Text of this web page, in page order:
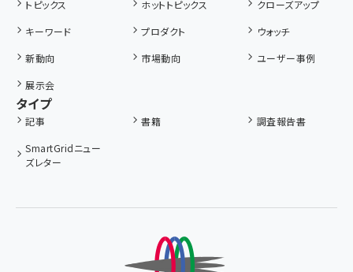
トピックス
ホットトピックス
クローズアップ
キーワード
プロダクト
ウォッチ
新動向
市場動向
ユーザー事例
展示会
タイプ
記事 書籍
調査報告書
SmartGridニュー
ズレター